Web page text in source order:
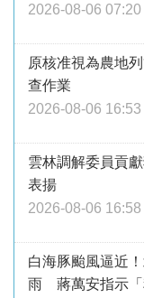
2026-08-06 07:20
原核准視為農地
查作業
2026-08-06 16:53
雲林調解委員貢
表揚
2026-08-06 16:58
白海豚颱風逼近
雨 蔣萬安指示「